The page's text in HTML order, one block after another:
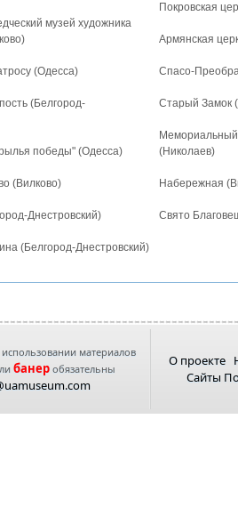
музей художника
(Одесса)
(Белгород-
победы" (Одесса)
(Вилково)
Днестровский)
(Белгород-Днестровский)
Покровская
Армянская
Спасо-
Старый Замок
Мемориальный
(Николаев)
Набережная
Свято
материалов
банеробязательны
О проекте
Сайты